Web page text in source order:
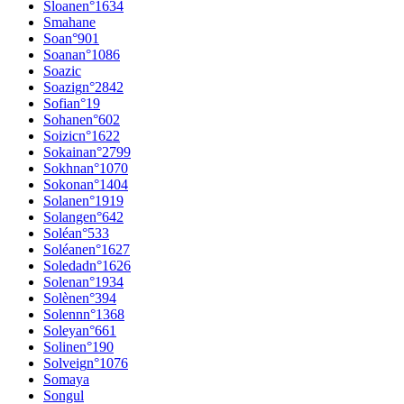
Sloanen°1634
Smahane
Soan°901
Soanan°1086
Soazic
Soazign°2842
Sofian°19
Sohanen°602
Soizicn°1622
Sokainan°2799
Sokhnan°1070
Sokonan°1404
Solanen°1919
Solangen°642
Soléan°533
Soléanen°1627
Soledadn°1626
Solenan°1934
Solènen°394
Solennn°1368
Soleyan°661
Solinen°190
Solveign°1076
Somaya
Songul